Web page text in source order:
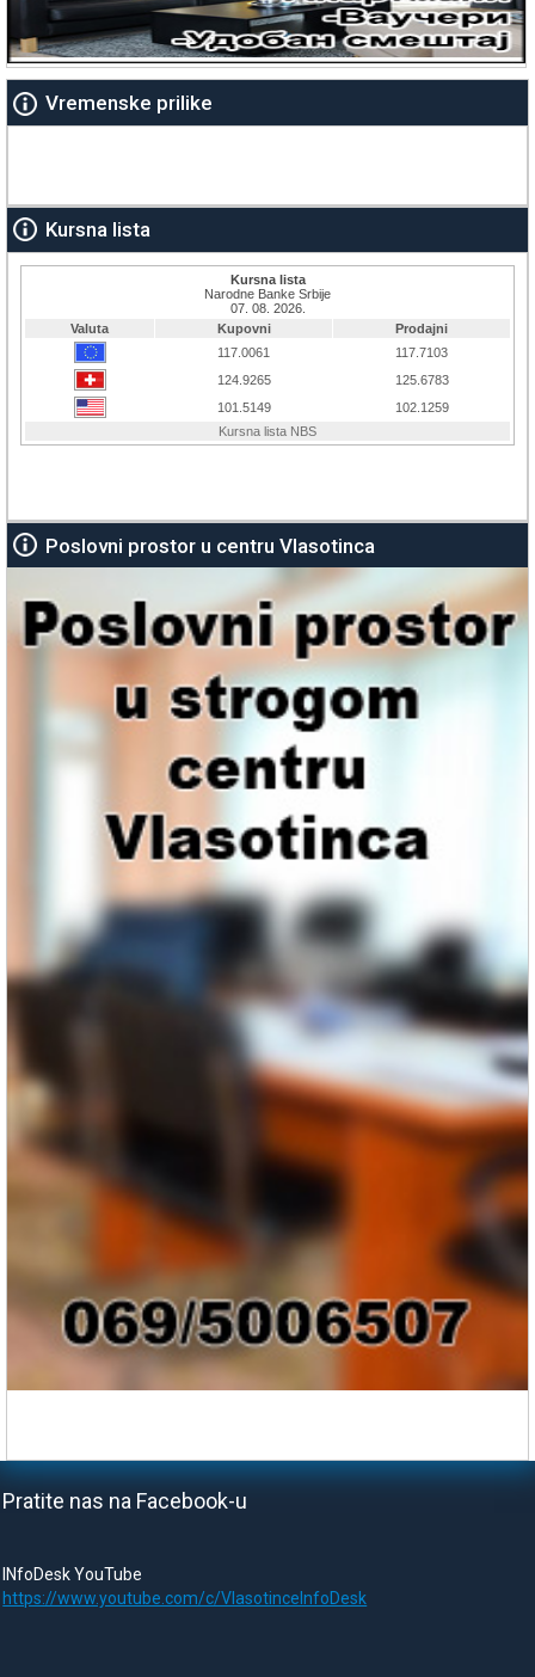
Vremenske prilike
Kursna lista
Poslovni prostor u centru Vlasotinca
Pratite nas na Facebook-u
INfoDesk YouTube
https://www.youtube.com/c/VlasotinceInfoDesk